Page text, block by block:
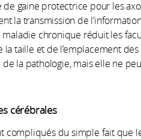
gaine protectrice pour les
la transmission de
chronique réduit les
taille et de l’emplacement des
la pathologie, mais elle ne
cérébrales
compliqués du simple fait que